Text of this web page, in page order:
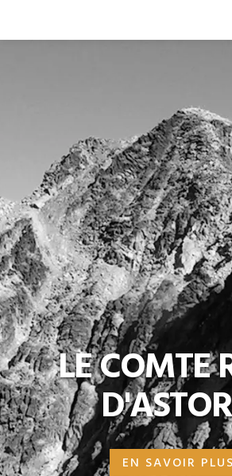
LE COMTE
EN SAVOIR PLUS